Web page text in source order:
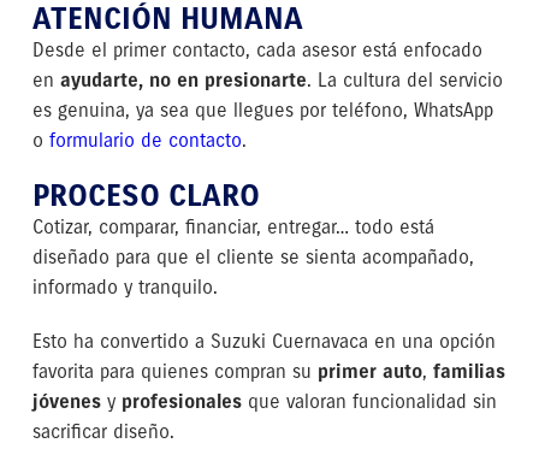
ATENCIÓN HUMANA
Desde el primer contacto, cada asesor está enfocado
en ayudarte, no en presionarte. La cultura del servicio
es genuina, ya sea que llegues por teléfono, WhatsApp
o formulario de contacto.
PROCESO CLARO
Cotizar, comparar, financiar, entregar… todo está
diseñado para que el cliente se sienta acompañado,
informado y tranquilo.
Esto ha convertido a Suzuki Cuernavaca en una opción
favorita para quienes compran su primer auto, familias
jóvenesy profesionalesque valoran funcionalidad sin
sacrificar diseño.